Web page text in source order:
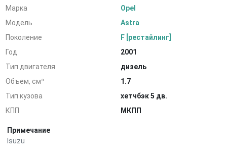
Марка
Opel
Модель
Astra
Поколение
F [рестайлинг]
Год
2001
Тип двигателя
дизель
Объем, см³
1.7
Тип кузова
хетчбэк 5 дв.
КПП
МКПП
Примечание
Isuzu